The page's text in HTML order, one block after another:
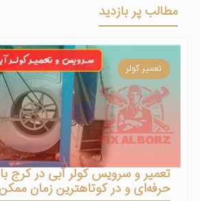
مطالب پر بازدید
تعمیر کولر
تعمیر و سرویس کولر آبی در کرج
حرفه‌ای و در کوتاهترین زمان